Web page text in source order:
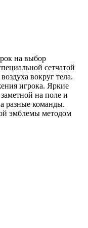
на выбор
сетчатой
вокруг тела.
игрока. Яркие
на поле и
разные команды.
эмблемы методом